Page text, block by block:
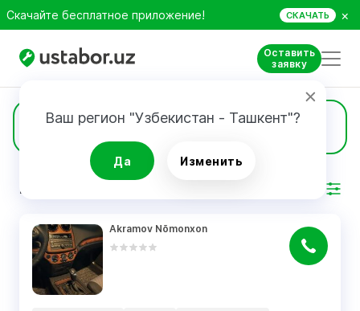
Скачайте бесплатное приложение! СКАЧАТЬ ×
Оставить
заявку
Ваш регион "Узбекистан - Ташкент"?
Да Изменить
Автоэлектрики
РЕЗУЛЬТАТ
Akramov Nõmonxon